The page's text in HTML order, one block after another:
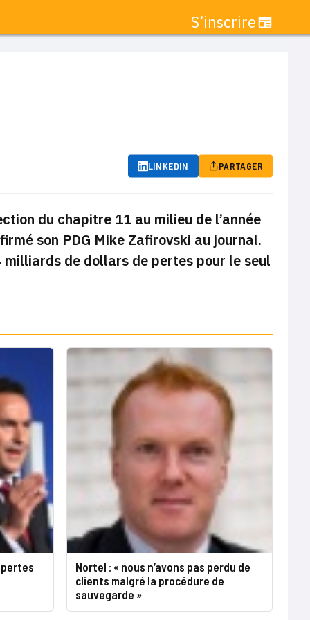
S’inscrire
LINKEDIN PARTAGER
du chapitre 11 au milieu de l’année
son PDG Mike Zafirovski au journal.
milliards de dollars de pertes pour le seul
Nortel : « nous n’avons pas perdu de
clients malgré la procédure de
sauvegarde »